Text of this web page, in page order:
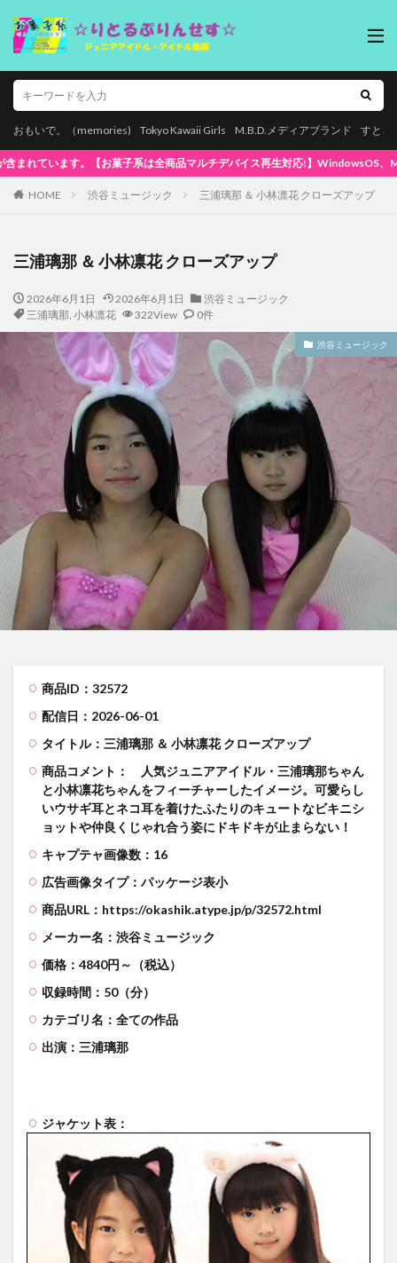
おもいで。（memories) Tokyo Kawaii Girls M.B.D.メディアブランド すとろ
Mac、スマホ(iPhone / Android)、タブレットで再生できます! 大好評ポイン
HOME 渋谷ミュージック 三浦璃那 ＆ 小林凛花 クローズアップ
三浦璃那 ＆ 小林凛花 クローズアップ
2026年6月1日 2026年6月1日
渋谷ミュージック
三浦璃那, 小林凛花 322View 0件
渋谷ミュージック
商品ID：32572
配信日：2026-06-01
タイトル：三浦璃那 ＆ 小林凛花 クローズアップ
商品コメント：
人気ジュニアアイドル・三浦璃那ちゃん
と小林凛花ちゃんをフィーチャーしたイメージ。可愛らし
いウサギ耳とネコ耳を着けたふたりのキュートなビキニシ
ョットや仲良くじゃれ合う姿にドキドキが止まらない！
キャプテャ画像数：16
広告画像タイプ：パッケージ表小
商品URL：https://okashik.atype.jp/p/32572.html
メーカー名：渋谷ミュージック
価格：4840円～（税込）
収録時間：50（分）
カテゴリ名：全ての作品
出演：三浦璃那
ジャケット表：